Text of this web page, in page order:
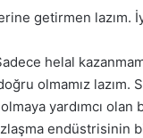
getirmen lazım.
helal
olmamız lazım.
yardımcı olan
endüstrisinin